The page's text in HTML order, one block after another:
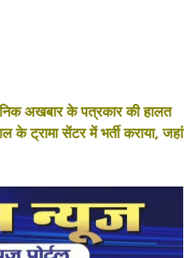
अखबार के पत्रकार की हालत
ट्रामा सेंटर में भर्ती कराया, जहां